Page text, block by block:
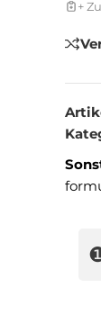
+